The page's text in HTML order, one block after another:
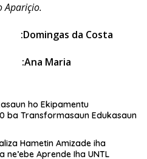
Apariçio.
da Costa
Maria
ho Ekipamentu
ba Transformasaun Edukasaun
Hametin Amizade iha
Aprende Iha UNTL